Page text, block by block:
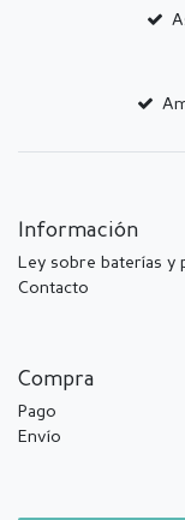
Información
Ley sobre baterías y
Contacto
Compra
Pago
Envío